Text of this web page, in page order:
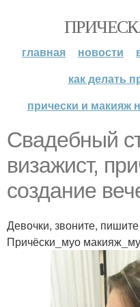
главная новости
как делать
прически и макияж
Свадебный
визажист,
создание
Девочки, звоните,
Причёски_муо